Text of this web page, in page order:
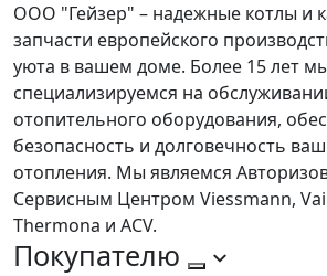
ООО "Гейзер" – надежные котлы и
запчасти европейского
уюта в вашем доме. Более 15 лет
специализируемся на
отопительного оборудования,
безопасность и долговечность
отопления. Мы являемся
Сервисным Центром Viessmann,
Thermona и ACV.
Покупателю